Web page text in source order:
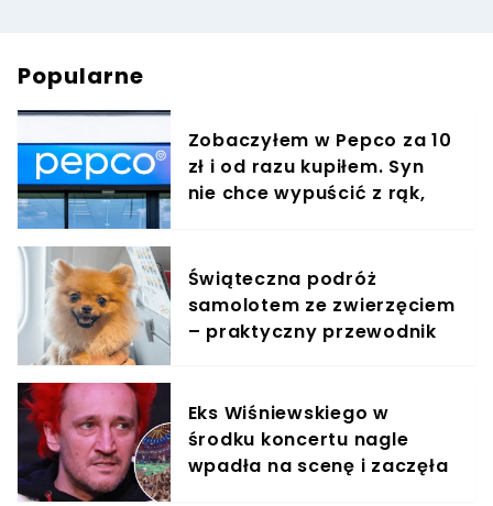
Popularne
Zobaczyłem w Pepco za 10
zł i od razu kupiłem. Syn
nie chce wypuścić z rąk,
Świąteczna podróż
samolotem ze zwierzęciem
– praktyczny przewodnik
Eks Wiśniewskiego w
środku koncertu nagle
wpadła na scenę i zaczęła